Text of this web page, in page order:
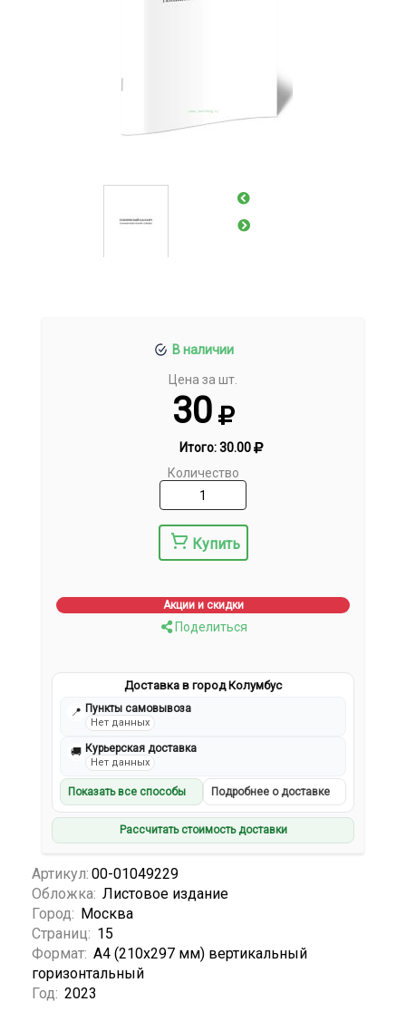
В наличии
Цена за шт.
30
Итого:30.00
Количество
Купить
Акции и скидки
Поделиться
Доставка в город Колумбус
📍 Пункты самовывоза
Нет данных
🚚 Курьерская доставка
Нет данных
Показать все способы Подробнее о доставке
Рассчитать стоимость доставки
Артикул: 00-01049229
Обложка: Листовое издание
Город: Москва
Страниц: 15
Формат: А4 (210x297 мм) вертикальный
горизонтальный
Год: 2023